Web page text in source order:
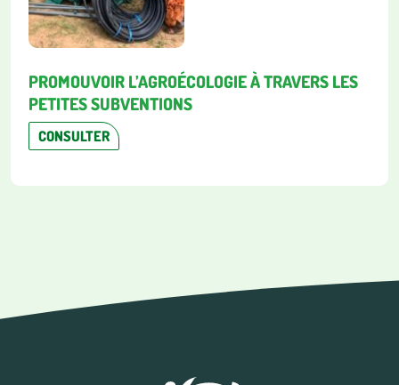
PROMOUVOIR L’AGROÉCOLOGIE À TRAVERS LES
PETITES SUBVENTIONS
CONSULTER